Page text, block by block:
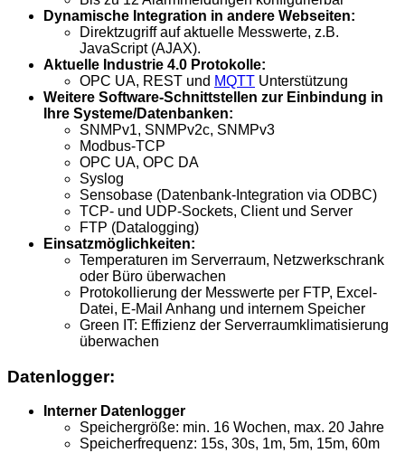
Dynamische Integration in andere Webseiten:
Direktzugriff auf aktuelle Messwerte, z.B.
JavaScript (AJAX).
Aktuelle Industrie 4.0 Protokolle:
OPC UA, REST und MQTT Unterstützung
Weitere Software-Schnittstellen zur Einbindung in
Ihre Systeme/Datenbanken:
SNMPv1, SNMPv2c, SNMPv3
Modbus-TCP
OPC UA, OPC DA
Syslog
Sensobase (Datenbank-Integration via ODBC)
TCP- und UDP-Sockets, Client und Server
FTP (Datalogging)
Einsatzmöglichkeiten:
Temperaturen im Serverraum, Netzwerkschrank
oder Büro überwachen
Protokollierung der Messwerte per FTP, Excel-
Datei, E-Mail Anhang und internem Speicher
Green IT: Effizienz der Serverraumklimatisierung
überwachen
Datenlogger:
Interner Datenlogger
Speichergröße: min. 16 Wochen, max. 20 Jahre
Speicherfrequenz: 15s, 30s, 1m, 5m, 15m, 60m